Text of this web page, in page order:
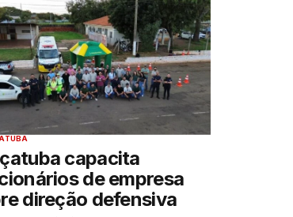
capacita
de empresa
direção defensiva